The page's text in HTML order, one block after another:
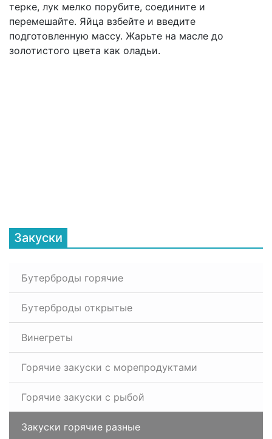
терке, лук мелко порубите, соедините и
перемешайте. Яйца взбейте и введите
подготовленную массу. Жарьте на масле до
золотистого цвета как оладьи.
Закуски
Бутерброды горячие
Бутерброды открытые
Винегреты
Горячие закуски с морепродуктами
Горячие закуски с рыбой
Закуски горячие разные